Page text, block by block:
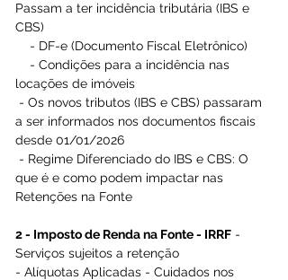
Passam a ter incidência tributária (IBS e
CBS)
- DF-e (Documento Fiscal Eletrônico)
- Condições para a incidência nas
locações de imóveis
- Os novos tributos (IBS e CBS) passaram
a ser informados nos documentos fiscais
desde 01/01/2026
- Regime Diferenciado do IBS e CBS: O
que é e como podem impactar nas
Retenções na Fonte
2 - Imposto de Renda na Fonte - IRRF -
Serviços sujeitos a retenção
- Alíquotas Aplicadas - Cuidados nos